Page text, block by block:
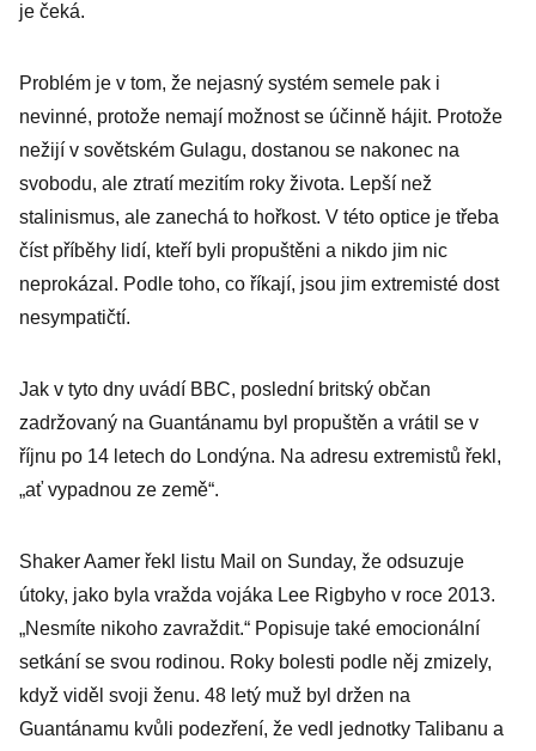
je čeká.
Problém je v tom, že nejasný systém semele pak i
nevinné, protože nemají možnost se účinně hájit. Protože
nežijí v sovětském Gulagu, dostanou se nakonec na
svobodu, ale ztratí mezitím roky života. Lepší než
stalinismus, ale zanechá to hořkost. V této optice je třeba
číst příběhy lidí, kteří byli propuštěni a nikdo jim nic
neprokázal. Podle toho, co říkají, jsou jim extremisté dost
nesympatičtí.
Jak v tyto dny uvádí BBC, poslední britský občan
zadržovaný na Guantánamu byl propuštěn a vrátil se v
říjnu po 14 letech do Londýna. Na adresu extremistů řekl,
„ať vypadnou ze země“.
Shaker Aamer řekl listu Mail on Sunday, že odsuzuje
útoky, jako byla vražda vojáka Lee Rigbyho v roce 2013.
„Nesmíte nikoho zavraždit.“ Popisuje také emocionální
setkání se svou rodinou. Roky bolesti podle něj zmizely,
když viděl svoji ženu. 48 letý muž byl držen na
Guantánamu kvůli podezření, že vedl jednotky Talibanu a